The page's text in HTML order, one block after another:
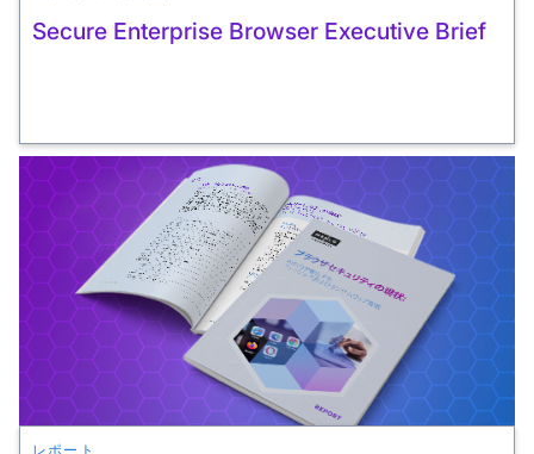
Secure Enterprise Browser Executive Brief
レポート